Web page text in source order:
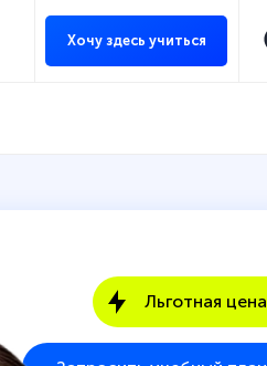
Хочу здесь учиться
Льготная цена